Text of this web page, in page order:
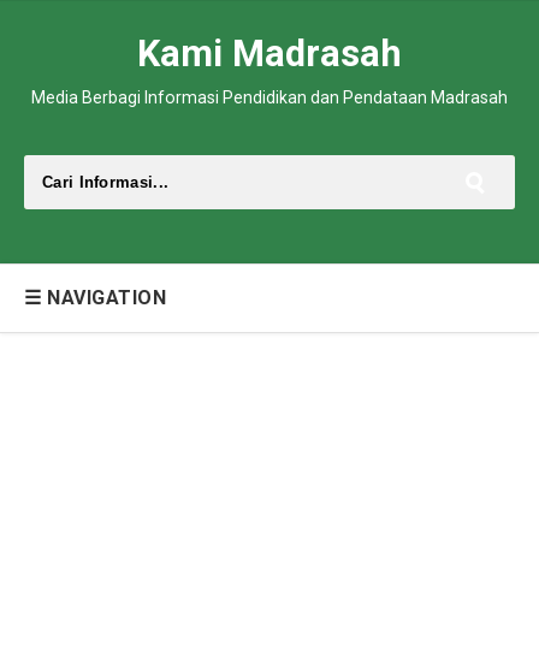
Kami Madrasah
Media Berbagi Informasi Pendidikan dan Pendataan Madrasah
☰ NAVIGATION